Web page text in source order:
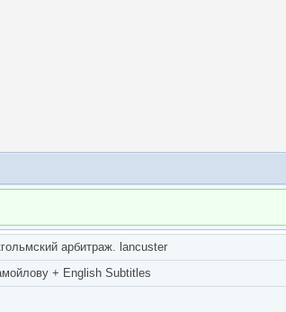
арбитраж. lancuster
+ English Subtitles